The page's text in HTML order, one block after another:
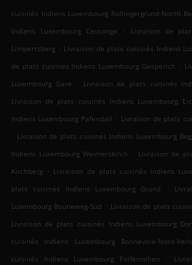
cuisinés Indiens Luxembourg Rollingergrund-North
Indiens Luxembourg Cessange
.
Livraison de
Limpertsberg . Livraison de plats cuisinés Indiens
de plats cuisinés Indiens Luxembourg Gasperich .
Luxembourg Gare
. Livraison de plats cuisinés
Livraison de plats cuisinés Indiens Luxembourg
Indiens Luxembourg Pafendall . Livraison de plats
. Livraison de plats cuisinés Indiens Luxembourg
Indiens Luxembourg Weimerskirch
. Livraison de
Kirchberg . Livraison de plats cuisinés Indiens
plats cuisinés Indiens Luxembourg Grund
.
Luxembourg Bouneweg-Süd . Livraison de plats
Livraison de plats cuisinés Indiens Luxembourg
cuisinés Indiens Luxembourg Bonnevoie-Nord-
cuisinés Indiens Luxembourg Polfermillen
.